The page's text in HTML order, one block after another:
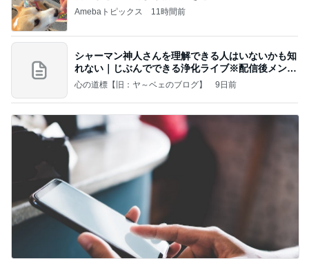
Amebaトピックス 11時間前
シャーマン神人さんを理解できる人はいないかも知
れない｜じぶんでできる浄化ライブ※配信後メンバ
ー限
心の道標【旧：ヤ～ベェのブログ】 9日前